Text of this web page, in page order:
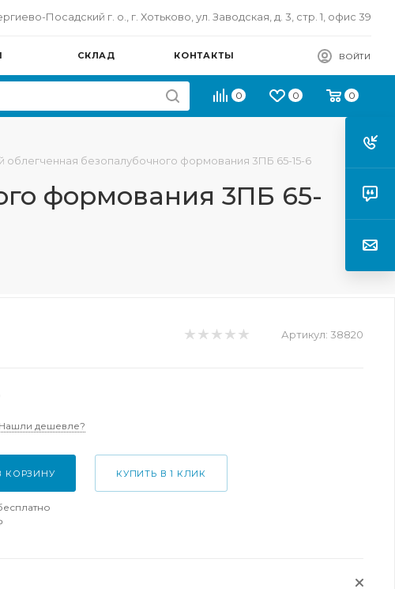
Посадский г. о., г. Хотьково, ул. Заводская, д. 3, стр. 1, офис 39
СКЛАД КОНТАКТЫ ВОЙТИ
0 0 0
облегченная безопалубочного формования 3ПБ 65-15-6
формования 3ПБ 65-
Артикул: 38820
Нашли дешевле?
КОРЗИНУ КУПИТЬ В 1 КЛИК